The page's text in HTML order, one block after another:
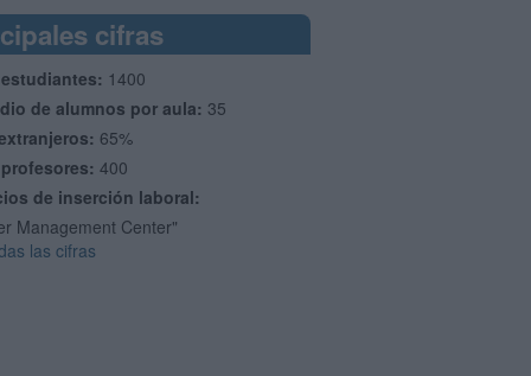
cifras
estudiantes: 1400
de alumnos por aula: 35
65%
profesores: 400
de inserción laboral:
Management Center"
las cifras